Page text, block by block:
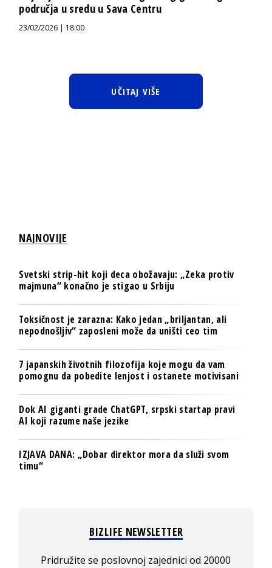
područja u sredu u Sava Centru
23/02/2026 | 18:00
UČITAJ VIŠE
NAJNOVIJE
Svetski strip-hit koji deca obožavaju: „Zeka protiv
majmuna“ konačno je stigao u Srbiju
Toksičnost je zarazna: Kako jedan „briljantan, ali
nepodnošljiv“ zaposleni može da uništi ceo tim
7 japanskih životnih filozofija koje mogu da vam
pomognu da pobedite lenjost i ostanete motivisani
Dok AI giganti grade ChatGPT, srpski startap pravi
AI koji razume naše jezike
IZJAVA DANA: „Dobar direktor mora da služi svom
timu“
BIZLIFE NEWSLETTER
Pridružite se poslovnoj zajednici od 20000